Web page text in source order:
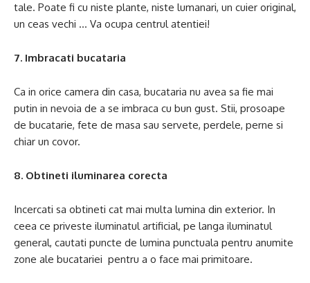
tale. Poate fi cu niste plante, niste lumanari, un cuier original,
un ceas vechi … Va ocupa centrul atentiei!
7. Imbracati bucataria
Ca in orice camera din casa, bucataria nu avea sa fie mai
putin in nevoia de a se imbraca cu bun gust. Stii, prosoape
de bucatarie, fete de masa sau servete, perdele, perne si
chiar un covor.
8. Obtineti iluminarea corecta
Incercati sa obtineti cat mai multa lumina din exterior. In
ceea ce priveste iluminatul artificial, pe langa iluminatul
general, cautati puncte de lumina punctuala pentru anumite
zone ale bucatariei pentru a o face mai primitoare.